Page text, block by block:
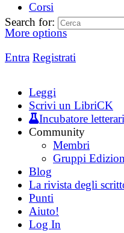
Corsi
More options
Entra Registrati
Search for:
Leggi
Scrivi un LibriCK
Incubatore
Community
Membri
Gruppi
Blog
La rivista degli
Punti
Aiuto!
Log In